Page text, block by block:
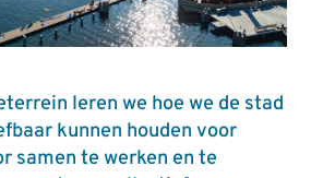
leren we hoe we de stad
kunnen houden voor
samen te werken en te